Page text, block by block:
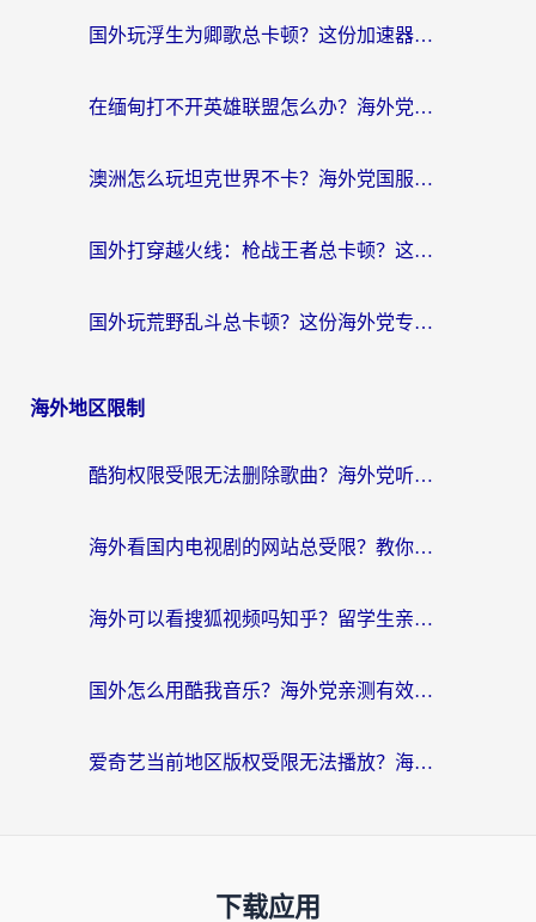
国外玩浮生为卿歌总卡顿？这份加速器选择指南帮你找回丝滑体验
在缅甸打不开英雄联盟怎么办？海外党亲测有效的国服游戏加速指南
澳洲怎么玩坦克世界不卡？海外党国服游戏加速终极指南（附逆战奇妙碰碰车解决方案）
国外打穿越火线：枪战王者总卡顿？这篇加速器推荐下载指南帮你解决延迟难题
国外玩荒野乱斗总卡顿？这份海外党专属的国服游戏加速攻略请收好
海外地区限制
酷狗权限受限无法删除歌曲？海外党听国内音乐的终极解决方案来了
海外看国内电视剧的网站总受限？教你选对回国加速器，轻松追热剧
海外可以看搜狐视频吗知乎？留学生亲测有效的回国加速器选择指南
国外怎么用酷我音乐？海外党亲测有效的回国加速方案，附千千音乐中文歌收听指南
爱奇艺当前地区版权受限无法播放？海外党追剧看电影的终极解决方案来了
下载应用